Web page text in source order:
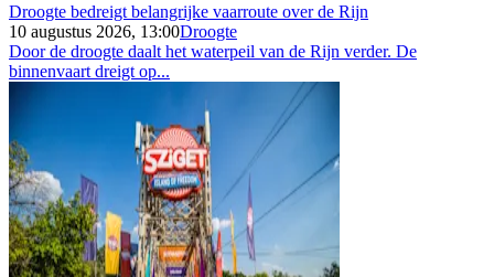
Droogte bedreigt belangrijke vaarroute over de Rijn
10 augustus 2026, 13:00Droogte
Door de droogte daalt het waterpeil van de Rijn verder. De
binnenvaart dreigt op...